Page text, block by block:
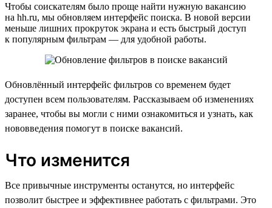
Чтобы соискателям было проще найти нужную вакансию
на hh.ru, мы обновляем интерфейс поиска. В новой версии
меньше лишних прокруток экрана и есть быстрый доступ
к популярным фильтрам — для удобной работы.
Обновлённый интерфейс фильтров со временем будет
доступен всем пользователям. Рассказываем об изменениях
заранее, чтобы вы могли с ними ознакомиться и узнать, как
нововведения помогут в поиске вакансий.
Что изменится
Все привычные инструменты останутся, но интерфейс
позволит быстрее и эффективнее работать с фильтрами. Это